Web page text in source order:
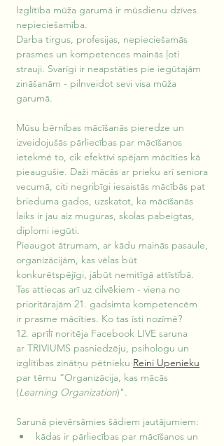
Izglītība mūža garumā ir mūsdienu dzīves
nepieciešamība.
Darba tirgus, profesijas, nepieciešamās
prasmes un kompetences mainās ļoti
strauji. Svarīgi ir neapstāties pie iegūtajām
zināšanām - pilnveidot sevi visa mūža
garumā.
Mūsu bērnības mācīšanās pieredze un
izveidojušās pārliecības par mācīšanos
ietekmē to, cik efektīvi spējam mācīties kā
pieaugušie. Daži mācās ar prieku arī seniora
vecumā, citi negribīgi iesaistās mācībās pat
brieduma gados, uzskatot, ka mācīšanās
laiks ir jau aiz muguras, skolas pabeigtas,
diplomi iegūti.
Pieaugot ātrumam, ar kādu mainās pasaule,
organizācijām, kas vēlas būt
konkurētspējīgi, jābūt nemitīgā attīstībā.
Tas attiecas arī uz cilvēkiem - viena no
prioritārajām 21. gadsimta kompetencēm
ir prasme mācīties. Ko tas īsti nozīmē?
12. aprīlī noritēja Facebook LIVE saruna
ar TRIVIUMS pasniedzēju, psihologu un
izglītības zinātņu pētnieku Reini Upenieku
par tēmu “Organizācija, kas mācās
(Learning Organization)".
Sarunā pievērsāmies šādiem jautājumiem:
kādas ir pārliecības par mācīšanos un